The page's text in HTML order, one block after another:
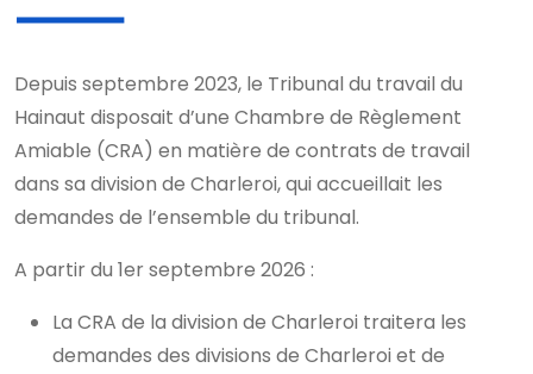
Depuis septembre 2023, le Tribunal du travail du
Hainaut disposait d’une Chambre de Règlement
Amiable (CRA) en matière de contrats de travail
dans sa division de Charleroi, qui accueillait les
demandes de l’ensemble du tribunal.
A partir du 1er septembre 2026 :
La CRA de la division de Charleroi traitera les
demandes des divisions de Charleroi et de